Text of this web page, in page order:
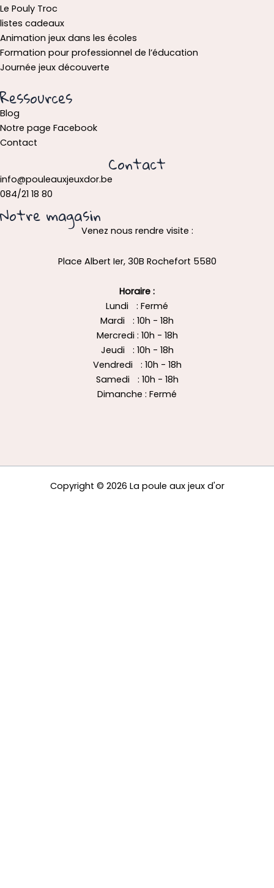
Le Pouly Troc
listes cadeaux
Animation jeux dans les écoles
Formation pour professionnel de l’éducation
Journée jeux découverte
Ressources
Blog
Notre page Facebook
Contact
Contact
info@pouleauxjeuxdor.be
084/21 18 80
Notre magasin
Venez nous rendre visite :
Place Albert Ier, 30B Rochefort 5580
Horaire :
Lundi : Fermé
Mardi : 10h - 18h
Mercredi : 10h - 18h
Jeudi : 10h - 18h
Vendredi : 10h - 18h
Samedi : 10h - 18h
Dimanche : Fermé
Copyright © 2026 La poule aux jeux d'or